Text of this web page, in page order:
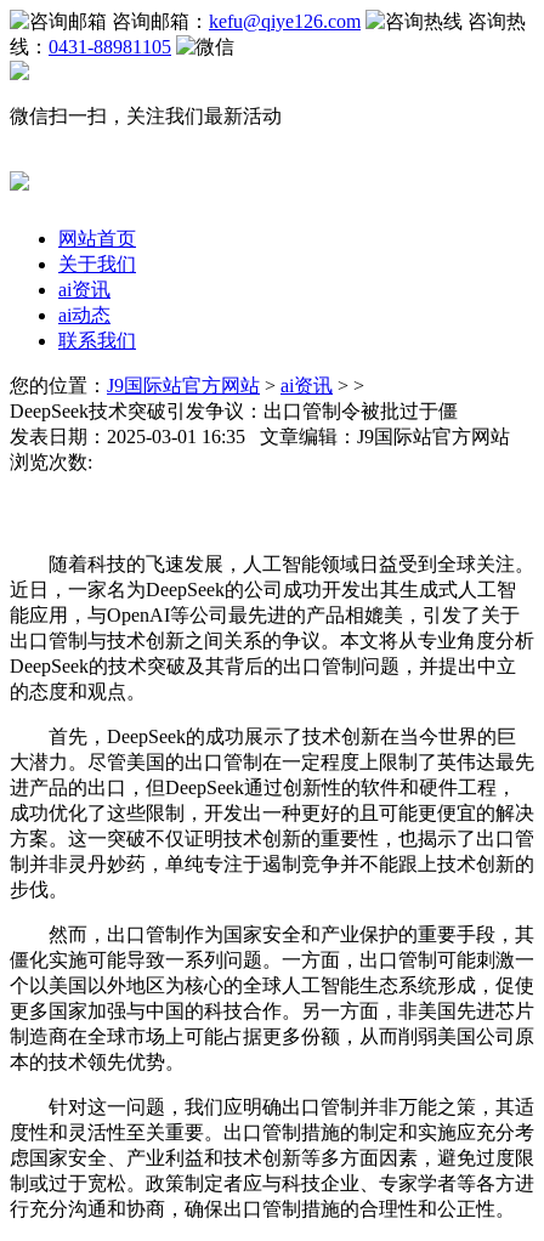
咨询邮箱： kefu@qiye126.com
咨询热
线： 0431-88981105
微信扫一扫，关注我们最新活动
网站首页
关于我们
ai资讯
ai动态
联系我们
您的位置： J9国际站官方网站 > ai资讯 > >
DeepSeek技术突破引发争议：出口管制令被批过于僵
发表日期：2025-03-01 16:35 文章编辑：J9国际站官方网站
浏览次数:
随着科技的飞速发展，人工智能领域日益受到全球关注。
近日，一家名为DeepSeek的公司成功开发出其生成式人工智
能应用，与OpenAI等公司最先进的产品相媲美，引发了关于
出口管制与技术创新之间关系的争议。本文将从专业角度分析
DeepSeek的技术突破及其背后的出口管制问题，并提出中立
的态度和观点。
首先，DeepSeek的成功展示了技术创新在当今世界的巨
大潜力。尽管美国的出口管制在一定程度上限制了英伟达最先
进产品的出口，但DeepSeek通过创新性的软件和硬件工程，
成功优化了这些限制，开发出一种更好的且可能更便宜的解决
方案。这一突破不仅证明技术创新的重要性，也揭示了出口管
制并非灵丹妙药，单纯专注于遏制竞争并不能跟上技术创新的
步伐。
然而，出口管制作为国家安全和产业保护的重要手段，其
僵化实施可能导致一系列问题。一方面，出口管制可能刺激一
个以美国以外地区为核心的全球人工智能生态系统形成，促使
更多国家加强与中国的科技合作。另一方面，非美国先进芯片
制造商在全球市场上可能占据更多份额，从而削弱美国公司原
本的技术领先优势。
针对这一问题，我们应明确出口管制并非万能之策，其适
度性和灵活性至关重要。出口管制措施的制定和实施应充分考
虑国家安全、产业利益和技术创新等多方面因素，避免过度限
制或过于宽松。政策制定者应与科技企业、专家学者等各方进
行充分沟通和协商，确保出口管制措施的合理性和公正性。